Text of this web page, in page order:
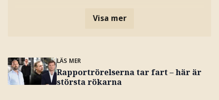
Visa mer
LÄS MER
Rapportrörelserna tar fart – här är
största rökarna